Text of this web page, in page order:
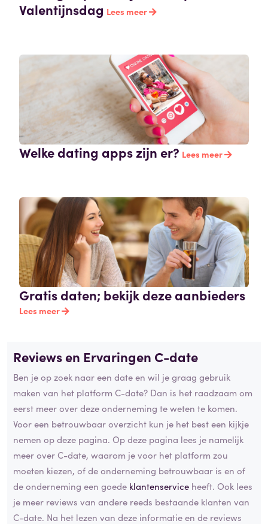
Valentijnsdag Lees meer
Welke dating apps zijn er? Lees meer
Gratis daten; bekijk deze aanbieders
Lees meer
Reviews en Ervaringen C-date
Ben je op zoek naar een date en wil je graag gebruik
maken van het platform C-date? Dan is het raadzaam om
eerst meer over deze onderneming te weten te komen.
Voor een betrouwbaar overzicht kun je het best een kijkje
nemen op deze pagina. Op deze pagina lees je namelijk
meer over C-date, waarom je voor het platform zou
moeten kiezen, of de onderneming betrouwbaar is en of
de onderneming een goede klantenservice heeft. Ook lees
je meer reviews van andere reeds bestaande klanten van
C-date. Na het lezen van deze informatie en de reviews